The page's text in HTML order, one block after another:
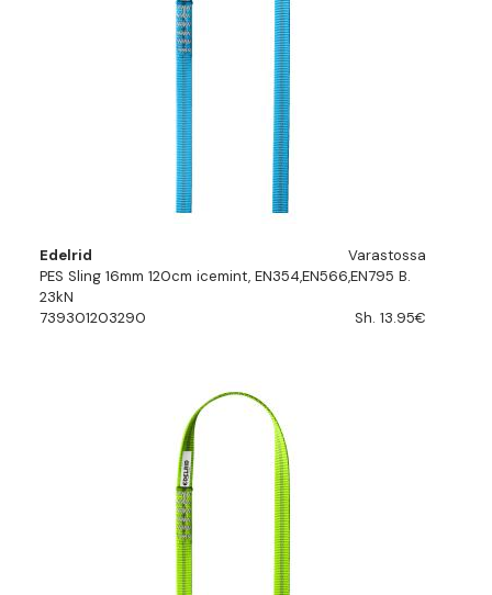
Edelrid
Varastossa
PES Sling 16mm 120cm icemint, EN354,EN566,EN795 B.
23kN
739301203290
Sh. 13.95€